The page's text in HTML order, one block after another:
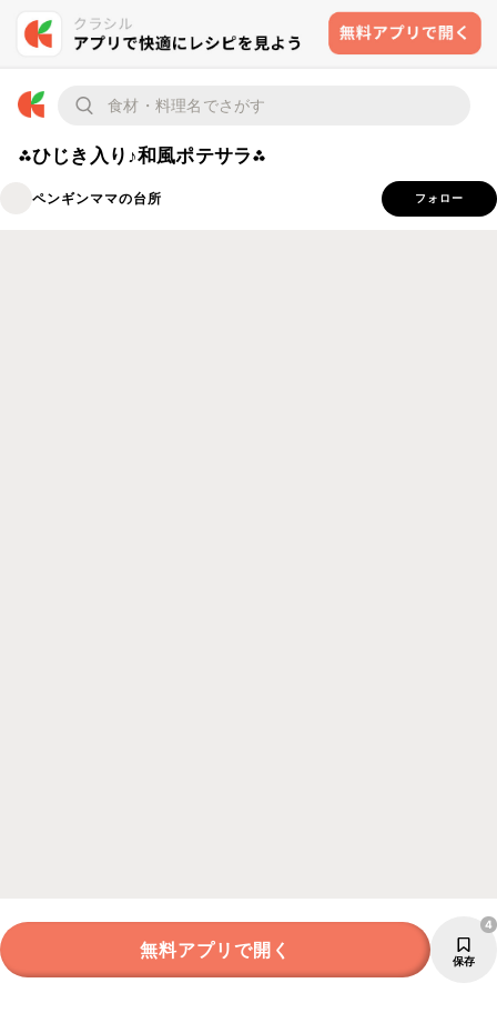
⁂ひじき入り♪和風ポテサラ⁂
ペンギンママの台所 フォロー
無料アプリで開く 保存
4